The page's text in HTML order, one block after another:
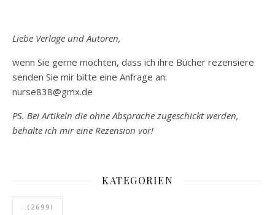
Liebe Verlage und Autoren,
wenn Sie gerne möchten, dass ich ihre Bücher rezensiere
senden Sie mir bitte eine Anfrage an:
nurse838@gmx.de
PS. Bei Artikeln die ohne Absprache zugeschickt werden,
behalte ich mir eine Rezension vor!
KATEGORIEN
. (2699)